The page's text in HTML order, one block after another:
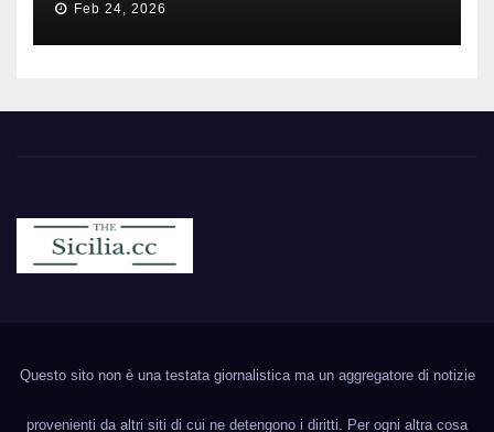
Feb 24, 2026
Questo sito non è una testata giornalistica ma un aggregatore di notizie
provenienti da altri siti di cui ne detengono i diritti. Per ogni altra cosa